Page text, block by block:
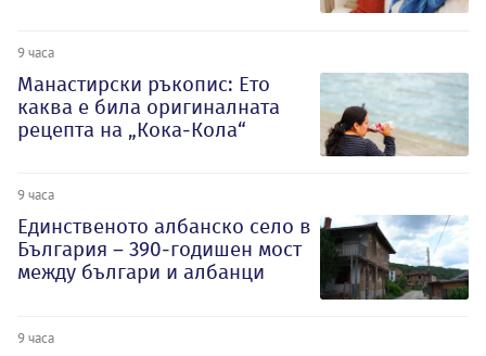
9 часа
Манастирски ръкопис: Ето
каква е била оригиналната
рецепта на „Кока-Кола“
9 часа
Единственото албанско село в
България – 390-годишен мост
между българи и албанци
9 часа